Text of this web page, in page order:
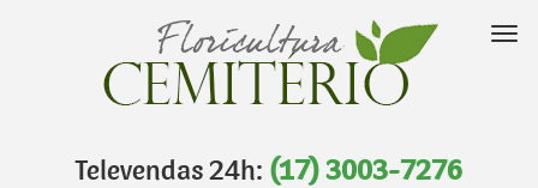
Televendas 24h: (17) 3003-7276